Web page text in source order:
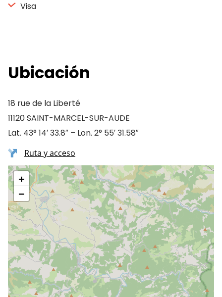
Visa
Ubicación
18 rue de la Liberté
11120 SAINT-MARCEL-SUR-AUDE
Lat. 43° 14′ 33.8″ – Lon. 2° 55′ 31.58″
Ruta y acceso
+
−